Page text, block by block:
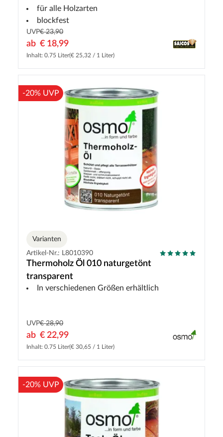
für alle Holzarten
blockfest
UVP€ 23,90
ab € 18,99
Inhalt: 0.75 Liter(€ 25,32 / 1 Liter)
-20% UVP
Varianten
Artikel-Nr.: L8010390
Thermoholz Öl 010 naturgetönt
transparent
In verschiedenen Größen erhältlich
UVP€ 28,90
ab € 22,99
Inhalt: 0.75 Liter(€ 30,65 / 1 Liter)
-20% UVP